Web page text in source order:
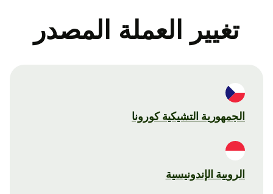
تغيير العملة المصدر
الجمهورية التشيكية كورونا
الروبية الإندونيسية